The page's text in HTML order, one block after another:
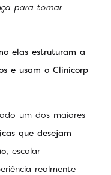
para tomar
elas estruturam a
e usam o Clinicorp
um dos maiores
que desejam
escalar
realmente